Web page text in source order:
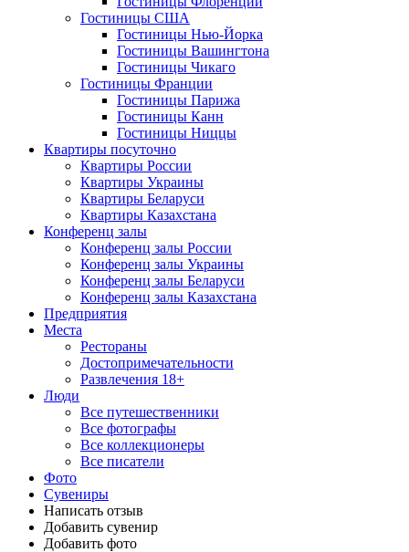
Гостиницы США
Гостиницы Нью-Йорка
Гостиницы Вашингтона
Гостиницы Чикаго
Гостиницы Франции
Гостиницы Парижа
Гостиницы Канн
Гостиницы Ниццы
Квартиры посуточно
Квартиры России
Квартиры Украины
Квартиры Беларуси
Квартиры Казахстана
Конференц залы
Конференц залы России
Конференц залы Украины
Конференц залы Беларуси
Конференц залы Казахстана
Предприятия
Места
Рестораны
Достопримечательности
Развлечения 18+
Люди
Все путешественники
Все фотографы
Все коллекционеры
Все писатели
Фото
Сувениры
Написать отзыв
Добавить сувенир
Добавить фото